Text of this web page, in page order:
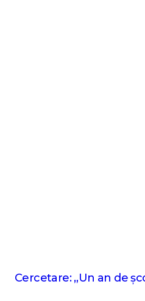
Cercetare: „Un an de